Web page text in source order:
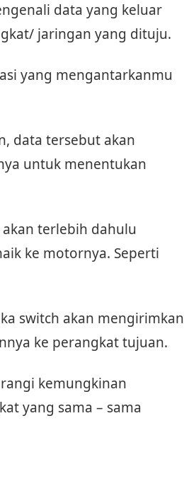
data yang keluar
jaringan yang dituju.
yang mengantarkanmu
data tersebut akan
untuk menentukan
terlebih dahulu
ke motornya. Seperti
switch akan mengirimkan
ke perangkat tujuan.
kemungkinan
yang sama – sama